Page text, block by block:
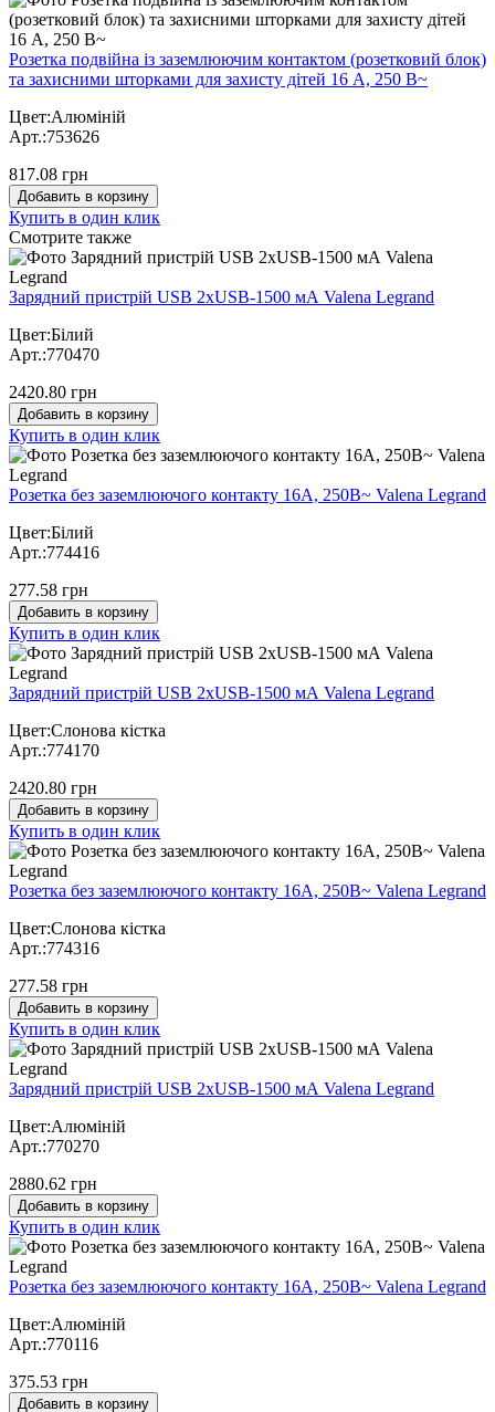
Розетка подвійна із заземлюючим контактом (розетковий блок)
та захисними шторками для захисту дітей 16 А, 250 В~
Цвет:Алюміній
Арт.:753626
817.08 грн
Добавить в корзину
Купить в один клик
Cмотрите также
Зарядний пристрій USB 2хUSB-1500 мА Valena Legrand
Цвет:Білий
Арт.:770470
2420.80 грн
Добавить в корзину
Купить в один клик
Розетка без заземлюючого контакту 16А, 250В~ Valena Legrand
Цвет:Білий
Арт.:774416
277.58 грн
Добавить в корзину
Купить в один клик
Зарядний пристрій USB 2хUSB-1500 мА Valena Legrand
Цвет:Слонова кістка
Арт.:774170
2420.80 грн
Добавить в корзину
Купить в один клик
Розетка без заземлюючого контакту 16А, 250В~ Valena Legrand
Цвет:Слонова кістка
Арт.:774316
277.58 грн
Добавить в корзину
Купить в один клик
Зарядний пристрій USB 2хUSB-1500 мА Valena Legrand
Цвет:Алюміній
Арт.:770270
2880.62 грн
Добавить в корзину
Купить в один клик
Розетка без заземлюючого контакту 16А, 250В~ Valena Legrand
Цвет:Алюміній
Арт.:770116
375.53 грн
Добавить в корзину